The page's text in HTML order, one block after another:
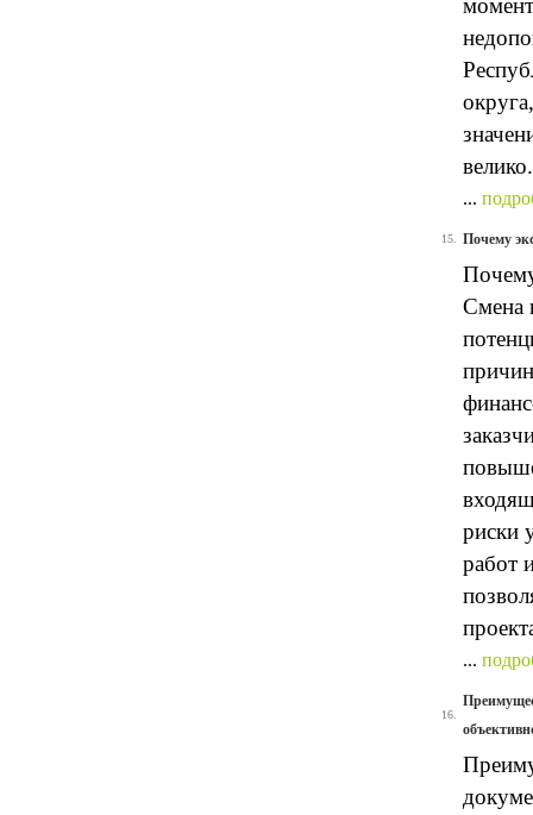
велико.
...
15. Почему
Смена
риски
работ
...
16.